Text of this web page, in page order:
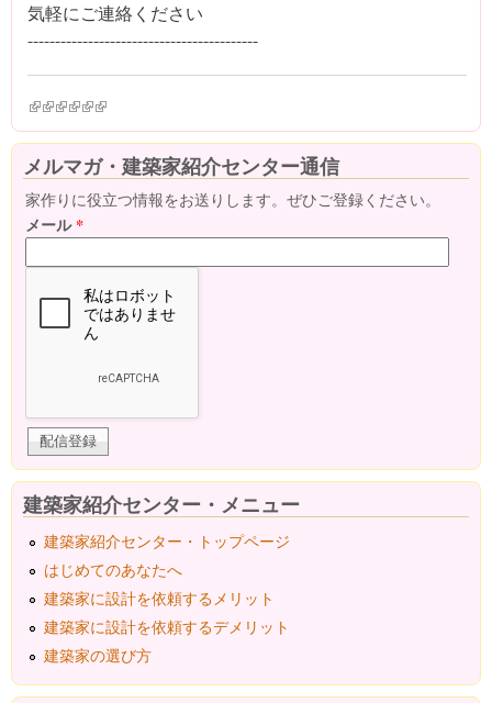
気軽にご連絡ください
------------‐-----------------------------
(link is external)
(link is external)
(link is external)
(link is external)
(link is external)
(link is external)
メルマガ・建築家紹介センター通信
家作りに役立つ情報をお送りします。ぜひご登録ください。
メール*
建築家紹介センター・メニュー
建築家紹介センター・トップページ
はじめてのあなたへ
建築家に設計を依頼するメリット
建築家に設計を依頼するデメリット
建築家の選び方